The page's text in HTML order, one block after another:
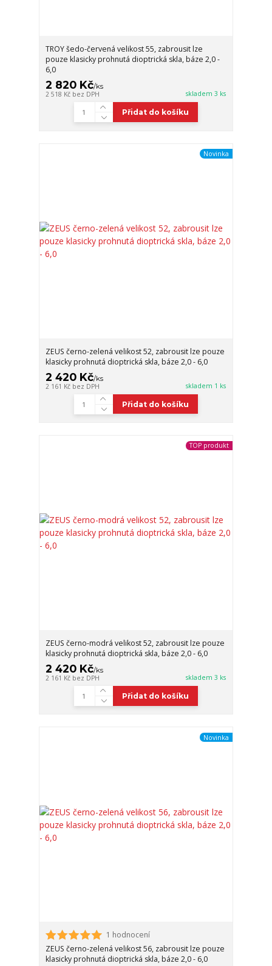
TROY šedo-červená velikost 55, zabrousit lze
pouze klasicky prohnutá dioptrická skla, báze 2,0 -
6,0
2 820 Kč/ks
2 518 Kč bez DPH skladem 3 ks
Přidat do košíku
Novinka
ZEUS černo-zelená velikost 52, zabrousit lze pouze
klasicky prohnutá dioptrická skla, báze 2,0 - 6,0
2 420 Kč/ks
2 161 Kč bez DPH skladem 1 ks
Přidat do košíku
TOP produkt
ZEUS černo-modrá velikost 52, zabrousit lze pouze
klasicky prohnutá dioptrická skla, báze 2,0 - 6,0
2 420 Kč/ks
2 161 Kč bez DPH skladem 3 ks
Přidat do košíku
Novinka
1 hodnocení
ZEUS černo-zelená velikost 56, zabrousit lze pouze
klasicky prohnutá dioptrická skla, báze 2,0 - 6,0